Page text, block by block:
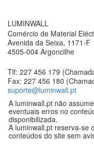
LUMINWALL
Comércio de Material
Avenida da Seixa, 1171-F
4505-004 Argoncilhe
Tlf: 227 456 179
Fax: 227 456 180
suporte@luminwall.pt
A luminwall.pt não
eventuais erros no
disponibilizada.
A luminwall.pt reserva-se
conteúdos do site sem